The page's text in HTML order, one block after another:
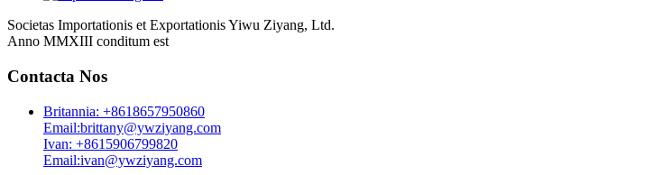
Societas Importationis et Exportationis Yiwu Ziyang, Ltd.
Anno MMXIII conditum est
Contacta Nos
Britannia: +8618657950860
Email:brittany@ywziyang.com
Ivan: +8615906799820
Email:ivan@ywziyang.com